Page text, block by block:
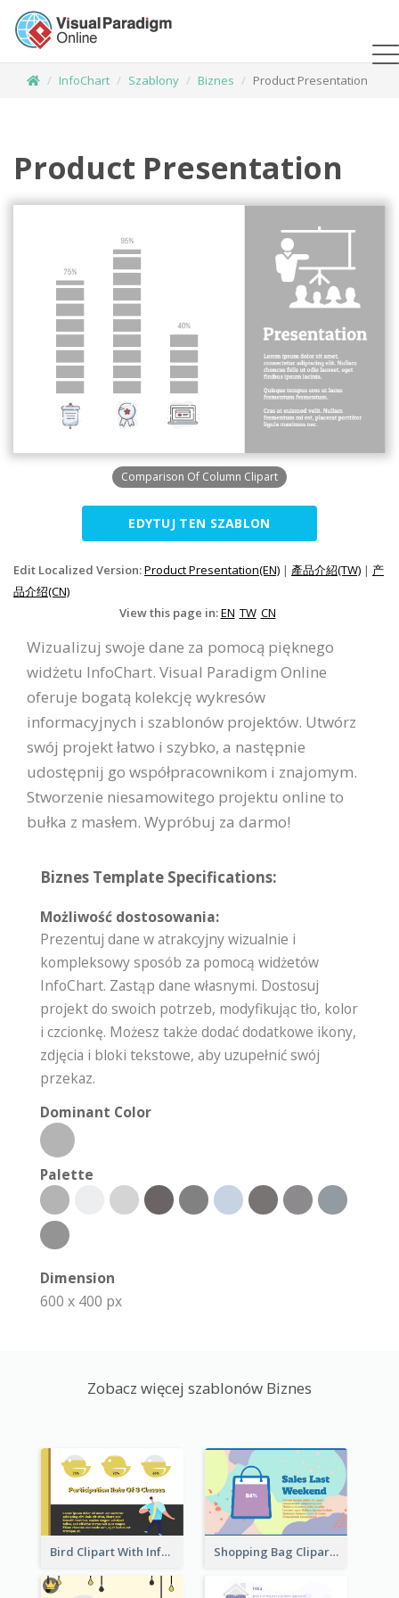
InfoChart Szablony Biznes Product Presentation
Product Presentation
Comparison Of Column Clipart
EDYTUJ TEN SZABLON
Edit Localized Version:Product Presentation(EN) | 產品介紹(TW) | 产
品介绍(CN)
View this page in:EN TW CN
Wizualizuj swoje dane za pomocą pięknego
widżetu InfoChart. Visual Paradigm Online
oferuje bogatą kolekcję wykresów
informacyjnych i szablonów projektów. Utwórz
swój projekt łatwo i szybko, a następnie
udostępnij go współpracownikom i znajomym.
Stworzenie niesamowitego projektu online to
bułka z masłem. Wypróbuj za darmo!
Biznes Template Specifications:
Możliwość dostosowania:
Prezentuj dane w atrakcyjny wizualnie i
kompleksowy sposób za pomocą widżetów
InfoChart. Zastąp dane własnymi. Dostosuj
projekt do swoich potrzeb, modyfikując tło, kolor
i czcionkę. Możesz także dodać dodatkowe ikony,
zdjęcia i bloki tekstowe, aby uzupełnić swój
przekaz.
Dominant Color
Palette
Dimension
600 x 400 px
Zobacz więcej szablonów Biznes
Bird Clipart With Information Shopping Bag Clipart Showing Percentage